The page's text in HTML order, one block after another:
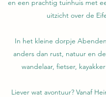
en een prachtig tuinhuis met
uitzicht over de
In het kleine dorpje
anders dan rust, natuur en
wandelaar, fietser,
Liever wat avontuur? Vanaf